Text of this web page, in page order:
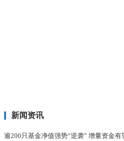
新闻资讯
逾200只基金净值强势“逆袭” 增量资金有